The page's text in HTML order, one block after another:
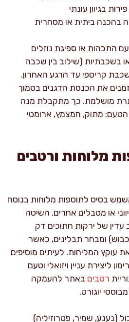
בגיוון עונתי
בהכנה ביתית או מסחרית
התכהות או ספיגת נוזלים
בשכבתיות (שילוב בין שכבה
קריספי עד הרגע האחרון.
את הכנסת הדגנים בסמוך
מושלמת. כך מתקבלת מנה
מתוק, חמצמץ, ארומטי
מלוחות ורטבים
בסיס לתוספות מלוחות בנוסח
או מטבלים אחרים. השיטה
של ירקות חתוכים דק
ומבחר תבלינים, כאשר
עוקץ המליחות. לעיתים מוסיפים
ליצירת עניין ויזואלי וטעם
רטבים באתר להעמקה
יוגורט.
(נענע, שמיר, פטרוזיליה)